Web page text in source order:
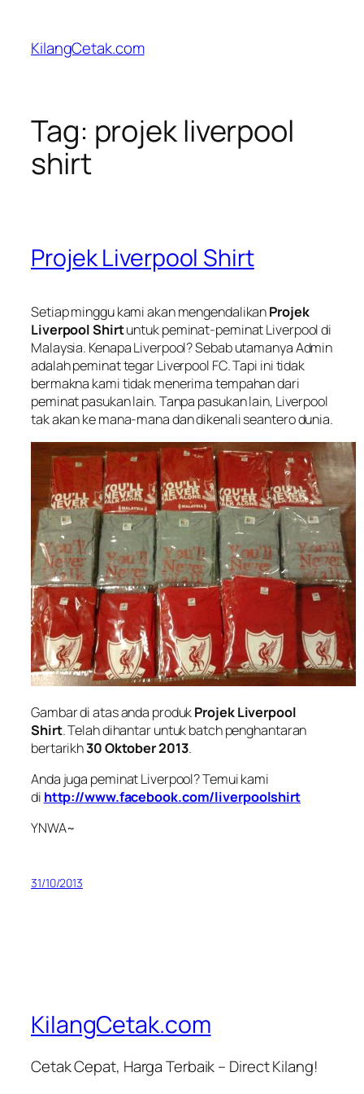
content
KilangCetak.com
Tag: projek liverpool
shirt
Projek Liverpool Shirt
Setiap minggu kami akan mengendalikanProjek
Liverpool Shirtuntuk peminat-peminat Liverpool di
Malaysia. Kenapa Liverpool? Sebab utamanya Admin
adalah peminat tegar Liverpool FC. Tapi ini tidak
bermakna kami tidak menerima tempahan dari
peminat pasukan lain. Tanpa pasukan lain, Liverpool
tak akan ke mana-mana dan dikenali seantero dunia.
Gambar di atas anda produkProjek Liverpool
Shirt. Telah dihantar untuk batch penghantaran
bertarikh30 Oktober 2013.
Anda juga peminat Liverpool? Temui kami
di http://www.facebook.com/liverpoolshirt
YNWA~
31/10/2013
KilangCetak.com
Cetak Cepat, Harga Terbaik – Direct Kilang!